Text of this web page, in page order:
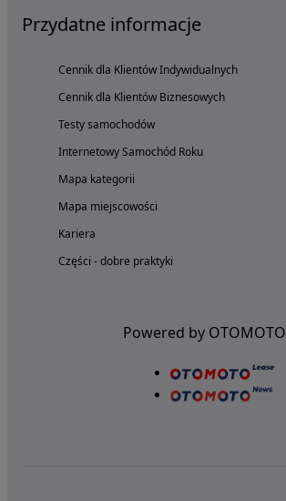
Przydatne informacje
Cennik dla Klientów Indywidualnych
Cennik dla Klientów Biznesowych
Testy samochodów
Internetowy Samochód Roku
Mapa kategorii
Mapa miejscowości
Kariera
Części - dobre praktyki
Powered by OTOMOTO